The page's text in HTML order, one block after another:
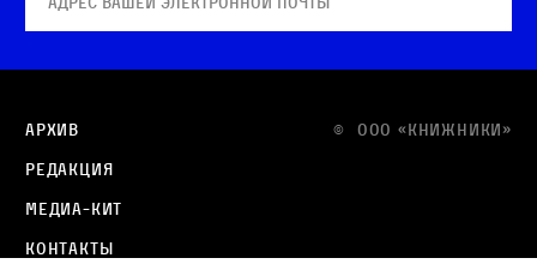
© OOO «КНИЖНИКИ»
Архив
Редакция
Медиа-кит
Контакты